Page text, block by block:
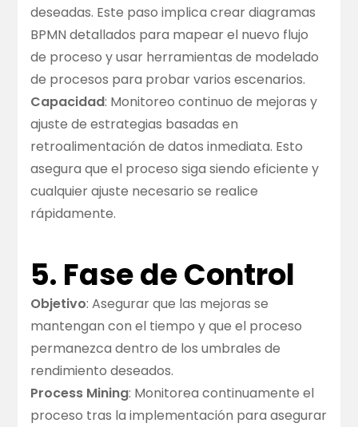
deseadas. Este paso implica crear diagramas
BPMN detallados para mapear el nuevo flujo
de proceso y usar herramientas de modelado
de procesos para probar varios escenarios.
Capacidad: Monitoreo continuo de mejoras y
ajuste de estrategias basadas en
retroalimentación de datos inmediata. Esto
asegura que el proceso siga siendo eficiente y
cualquier ajuste necesario se realice
rápidamente.
5. Fase de Control
Objetivo: Asegurar que las mejoras se
mantengan con el tiempo y que el proceso
permanezca dentro de los umbrales de
rendimiento deseados.
Process Mining: Monitorea continuamente el
proceso tras la implementación para asegurar